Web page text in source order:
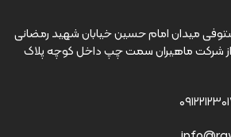
میدان امام حسین خیابان شهید رمضانی
شرکت ماهیران سمت چپ داخل کوچه پلاک